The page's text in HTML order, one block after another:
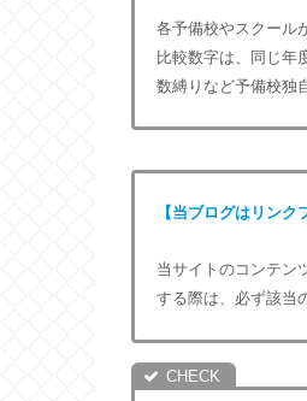
各予備校やスクール
比較数字は、同じ年
数縛りなど予備校独
【当ブログはリンク
当サイトのコンテン
する際は、必ず該当